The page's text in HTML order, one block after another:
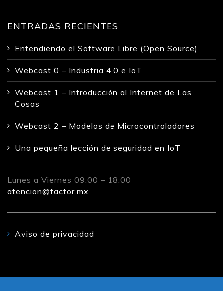
ENTRADAS RECIENTES
Entendiendo el Software Libre (Open Source)
Webcast 0 – Industria 4.0 e IoT
Webcast 1 – Introducción al Internet de Las
Cosas
Webcast 2 – Modelos de Microcontroladores
Una pequeña lección de seguridad en IoT
Lunes a Viernes 09:00 – 18:00
atencion@factor.mx
Aviso de privacidad